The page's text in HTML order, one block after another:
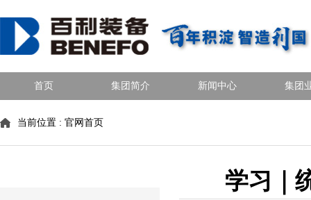
首页 集团简介 新闻中心 集团
当前位置 : 官网首页
学习｜